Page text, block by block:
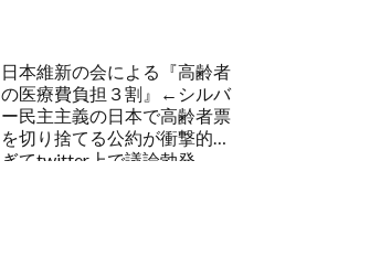
日本維新の会による『高齢者
の医療費負担３割』←シルバ
ー民主主義の日本で高齢者票
を切り捨てる公約が衝撃的す
ぎてtwitter上で議論勃発